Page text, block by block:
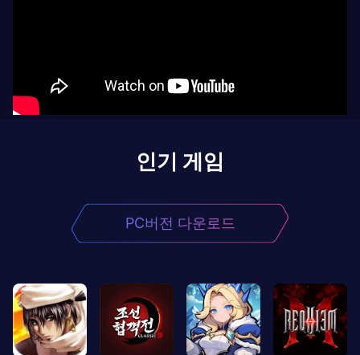
인기 게임
PC버전 다운로드